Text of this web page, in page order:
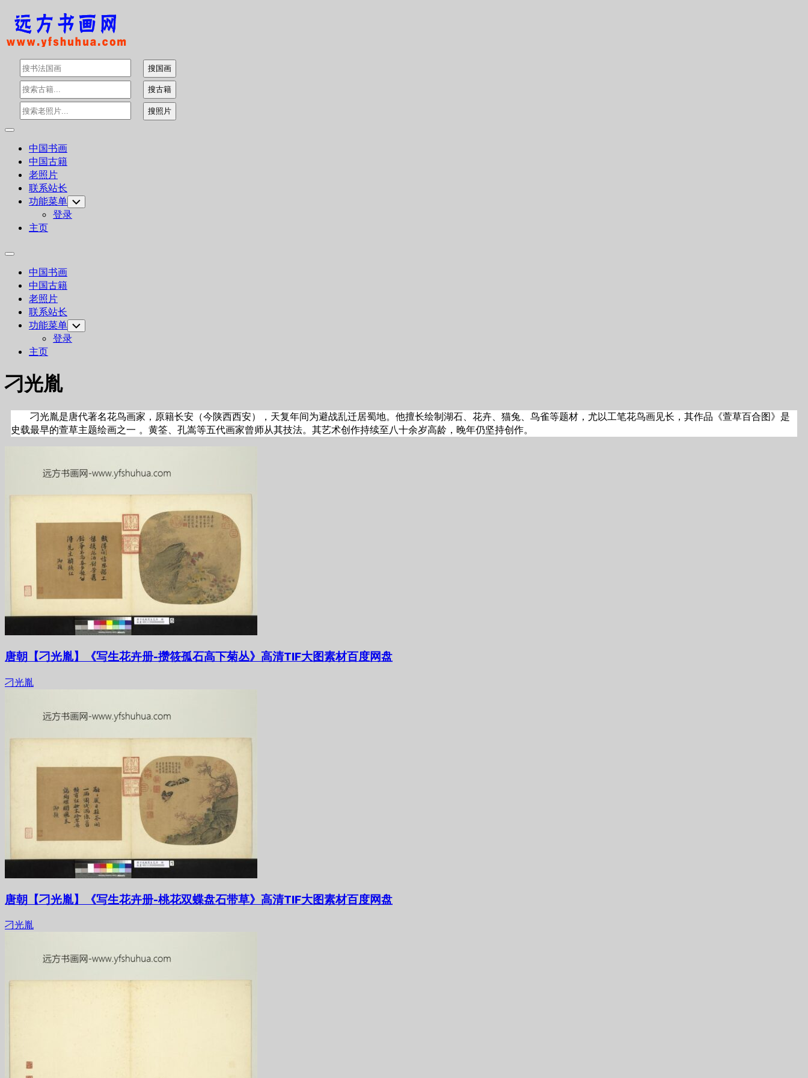
Skip
content
Expand
中国书画
中国古籍
老照片
联系站长
功能菜单 Toggle
Child
Menu
登录
主页
Expand
中国书画
中国古籍
老照片
联系站长
功能菜单 Toggle
Child
Menu
登录
主页
刁光胤
刁光胤是唐代著名花鸟画家，原籍长安（今陕西西安），天复年间为避战乱迁居蜀地。他擅长绘制湖石、花卉、猫兔、鸟雀等题材，尤以工笔花鸟画见长，其作品《萱草百合图》是
史载最早的萱草主题绘画之一 。黄筌、孔嵩等五代画家曾师从其技法。其艺术创作持续至八十余岁高龄，晚年仍坚持创作。
唐朝【刁光胤】《写生花卉册-攒筱孤石高下菊丛》高清TIF大图素材百度网盘
刁光胤
唐朝【刁光胤】《写生花卉册-桃花双蝶盘石带草》高清TIF大图素材百度网盘
刁光胤